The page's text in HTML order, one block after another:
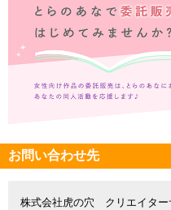
お問い合わせ先
株式会社虎の穴 クリエイター